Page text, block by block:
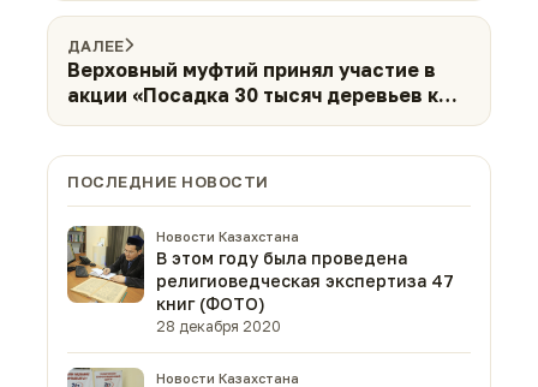
ДАЛЕЕ
Верховный муфтий принял участие в
акции «Посадка 30 тысяч деревьев к
30-летию»
ПОСЛЕДНИЕ НОВОСТИ
Новости Казахстана
В этом году была проведена
религиоведческая экспертиза 47
книг (ФОТО)
28 декабря 2020
Новости Казахстана